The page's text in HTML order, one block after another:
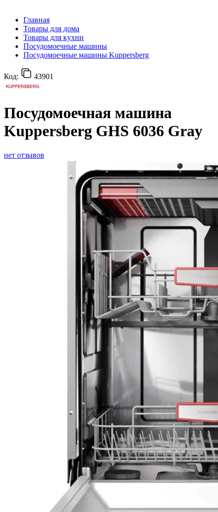
Главная
Товары для дома
Товары для кухни
Посудомоечные машины
Посудомоечные машины Kuppersberg
Код: 43901
Посудомоечная машина
Kuppersberg GHS 6036 Gray
нет отзывов